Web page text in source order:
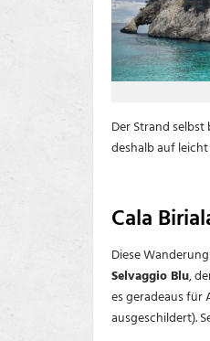
Der Strand
deshalb auf
Cala
Diese
Selvaggio Blu,
es geradeaus für
ausgeschildert).